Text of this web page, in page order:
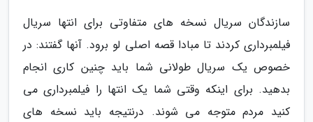
سازندگان سریال نسخه های متفاوتی برای انتها سریال
فیلمبرداری کردند تا مبادا قصه اصلی لو برود. آنها گفتند: در
خصوص یک سریال طولانی شما باید چنین کاری انجام
بدهید. برای اینکه وقتی شما یک انتها را فیلمبرداری می
کنید مردم متوجه می شوند. درنتیجه باید نسخه های